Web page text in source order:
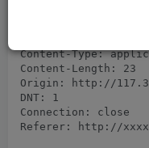
Accept-Language:
Content-Type:
Content-Length: 23
Origin: http://
DNT: 1
Connection: close